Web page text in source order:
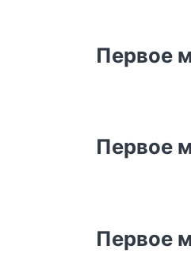
Первое
Первое
Первое